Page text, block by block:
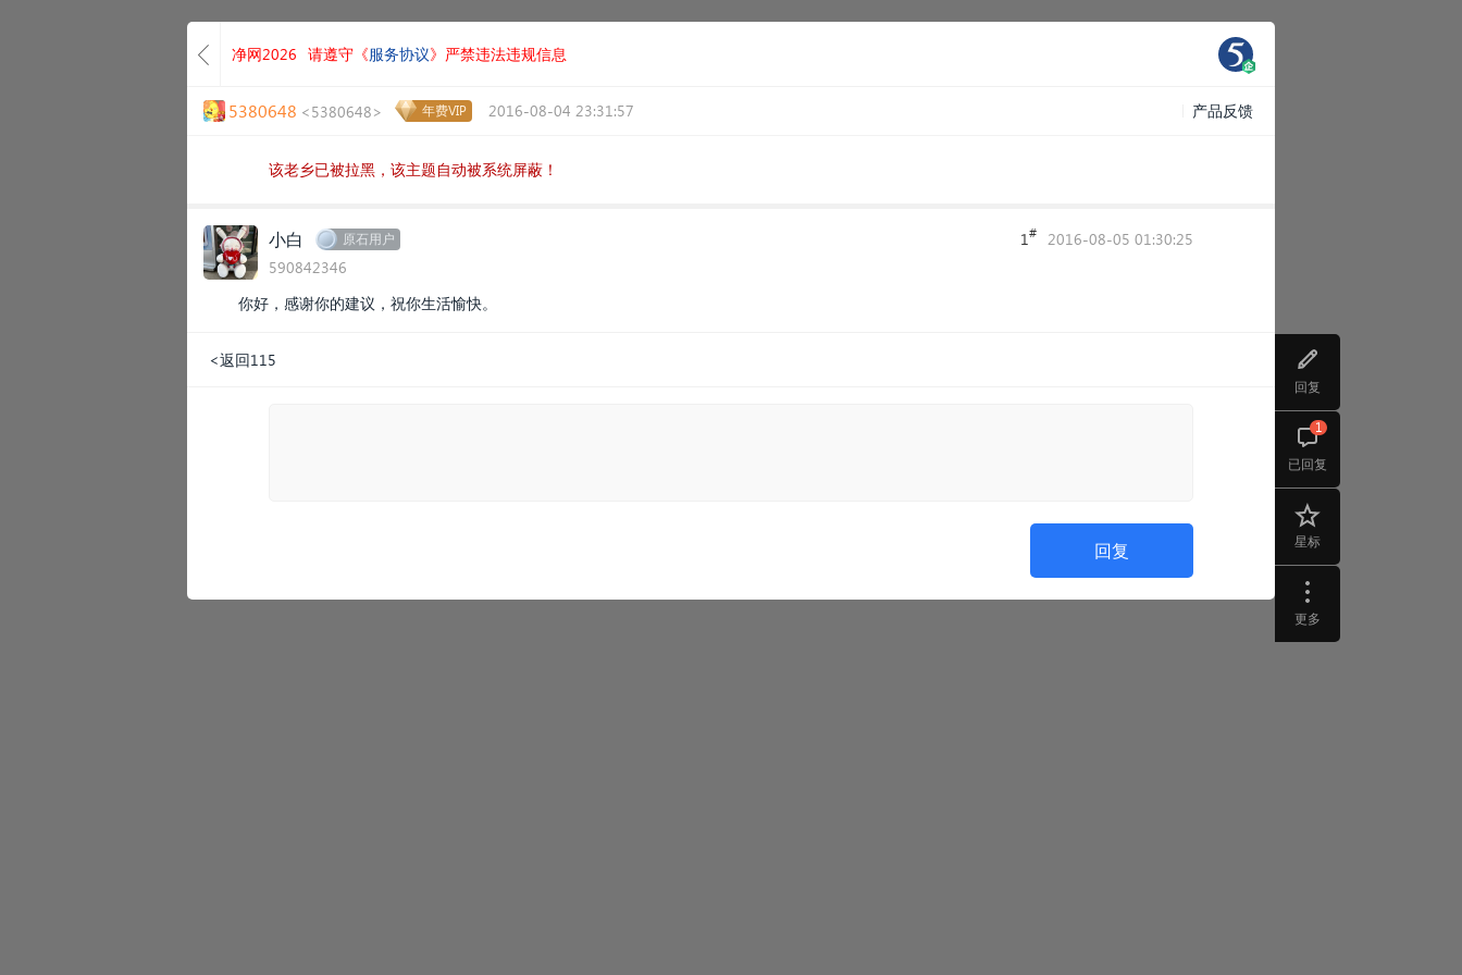
回复
已回复
1
星标
更多
净网2026 请遵守《服务协议》严禁违法违规信息
5380648 <5380648> 年费VIP 2016-08-04 23:31:57 产品反馈
该老乡已被拉黑，该主题自动被系统屏蔽！
小白 原石用户
590842346
1# 2016-08-05 01:30:25
你好，感谢你的建议，祝你生活愉快。
<返回115
回复